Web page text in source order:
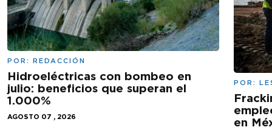
POR: REDACCIÓN
Hidroeléctricas con bombeo en
julio: beneficios que superan el
1.000%
AGOSTO 07 , 2026
POR:
en